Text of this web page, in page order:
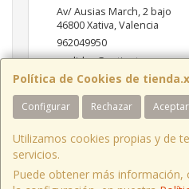
Política de Cookies de
Configurar Rechazar
Utilizamos cookies propias y de
servicios.
Puede obtener más
Av/ Ausias March, 2 bajo
46800Xativa,Valencia
962049950
pedidos@xatinet.com
Horario
9-13:30 16:30-19:30